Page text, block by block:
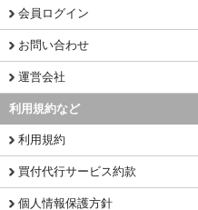
会員ログイン
お問い合わせ
運営会社
利用規約など
利用規約
買付代行サービス約款
個人情報保護方針